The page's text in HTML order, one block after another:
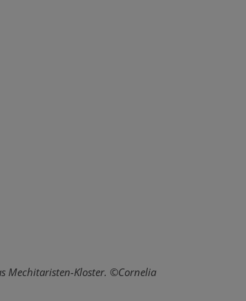
Mechitaristen-Kloster. ©Cornelia